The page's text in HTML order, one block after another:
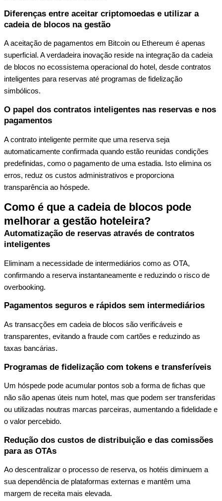
Diferenças entre aceitar criptomoedas e utilizar a
cadeia de blocos na gestão
A aceitação de pagamentos em Bitcoin ou Ethereum é apenas
superficial. A verdadeira inovação reside na integração da cadeia
de blocos no ecossistema operacional do hotel, desde contratos
inteligentes para reservas até programas de fidelização
simbólicos.
O papel dos contratos inteligentes nas reservas e nos
pagamentos
Acontrato inteligente permite que uma reserva seja
automaticamente confirmada quando estão reunidas condições
predefinidas, como o pagamento de uma estadia. Isto elimina os
erros, reduz os custos administrativos e proporciona
transparência ao hóspede.
Como é que a cadeia de blocos pode
melhorar a gestão hoteleira?
Automatização de reservas através de contratos
inteligentes
Eliminam a necessidade de intermediários como as OTA,
confirmando a reserva instantaneamente e reduzindo o risco de
overbooking.
Pagamentos seguros e rápidos sem intermediários
As transacções em cadeia de blocos são verificáveis e
transparentes, evitando a fraude com cartões e reduzindo as
taxas bancárias.
Programas de fidelização com tokens e transferíveis
Um hóspede pode acumular pontos sob a forma de fichas que
não são apenas úteis num hotel, mas que podem ser transferidas
ou utilizadas noutras marcas parceiras, aumentando a fidelidade e
o valor percebido.
Redução dos custos de distribuição e das comissões
para as OTAs
Ao descentralizar o processo de reserva, os hotéis diminuem a
sua dependência de plataformas externas e mantêm uma
margem de receita mais elevada.